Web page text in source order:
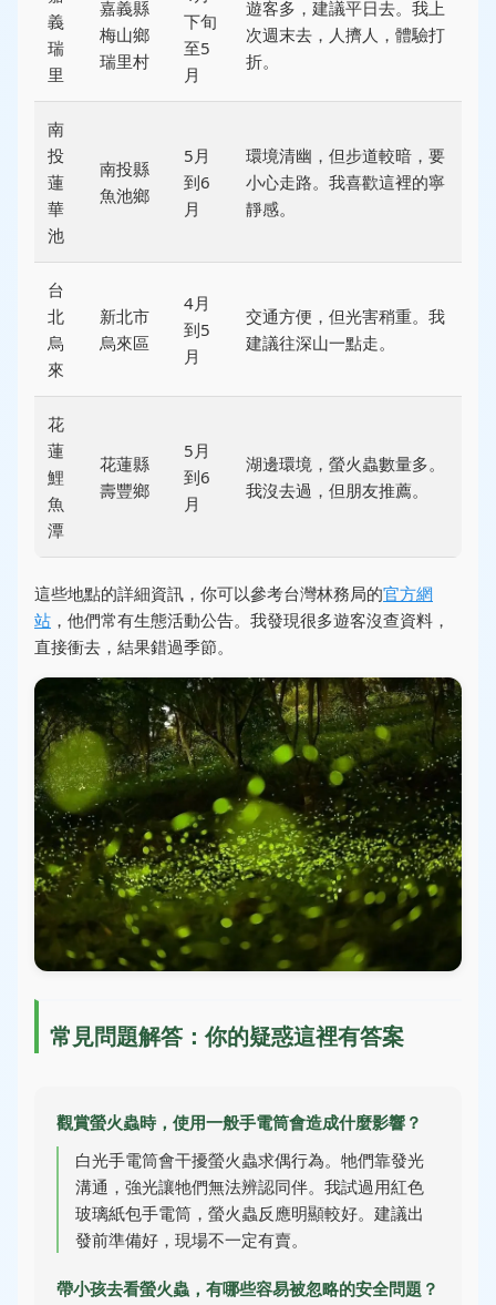
義
瑞
里
嘉義縣
梅山鄉
瑞里村
下旬
至5
月
遊客多，建議平日去。我上
次週末去，人擠人，體驗打
折。
南
投
蓮
華
池
南投縣
魚池鄉
5月
到6
月
環境清幽，但步道較暗，要
小心走路。我喜歡這裡的寧
靜感。
台
北
烏
來
新北市
烏來區
4月
到5
月
交通方便，但光害稍重。我
建議往深山一點走。
花
蓮
鯉
魚
潭
花蓮縣
壽豐鄉
5月
到6
月
湖邊環境，螢火蟲數量多。
我沒去過，但朋友推薦。
這些地點的詳細資訊，你可以參考台灣林務局的官方網
站 ，他們常有生態活動公告。我發現很多遊客沒查資料，
直接衝去，結果錯過季節。
常見問題解答：你的疑惑這裡有答案
觀賞螢火蟲時，使用一般手電筒會造成什麼影響？
白光手電筒會干擾螢火蟲求偶行為。牠們靠發光
溝通，強光讓牠們無法辨認同伴。我試過用紅色
玻璃紙包手電筒，螢火蟲反應明顯較好。建議出
發前準備好，現場不一定有賣。
帶小孩去看螢火蟲，有哪些容易被忽略的安全問題？